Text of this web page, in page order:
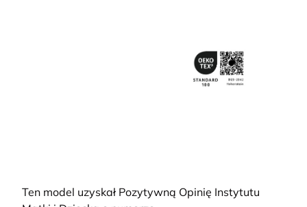
Ten model uzyskał Pozytywną Opinię Instytutu